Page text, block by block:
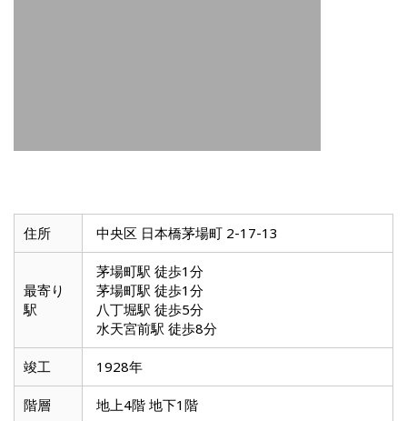
住所 中央区 日本橋茅場町 2-17-13
最寄り
駅
茅場町駅 徒歩1分
茅場町駅 徒歩1分
八丁堀駅 徒歩5分
水天宮前駅 徒歩8分
竣工 1928年
階層 地上4階 地下1階